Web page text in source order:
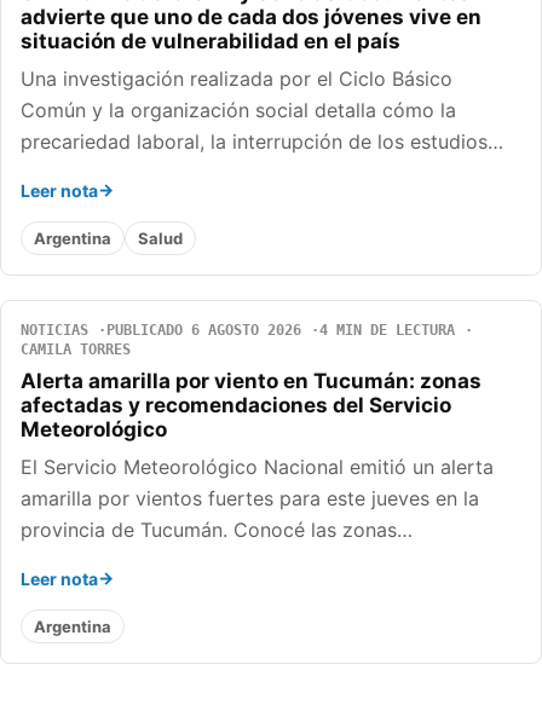
advierte que uno de cada dos jóvenes vive en
situación de vulnerabilidad en el país
Una investigación realizada por el Ciclo Básico
Común y la organización social detalla cómo la
precariedad laboral, la interrupción de los estudios…
Leer nota
Argentina Salud
NOTICIAS PUBLICADO 6 AGOSTO 2026
4 MIN DE LECTURA
CAMILA TORRES
Alerta amarilla por viento en Tucumán: zonas
afectadas y recomendaciones del Servicio
Meteorológico
El Servicio Meteorológico Nacional emitió un alerta
amarilla por vientos fuertes para este jueves en la
provincia de Tucumán. Conocé las zonas…
Leer nota
Argentina